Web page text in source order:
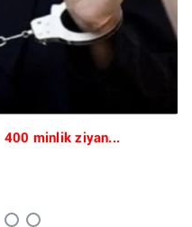
400 minlik ziyan...